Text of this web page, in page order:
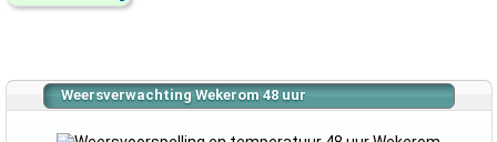
Weersverwachting Wekerom 48 uur